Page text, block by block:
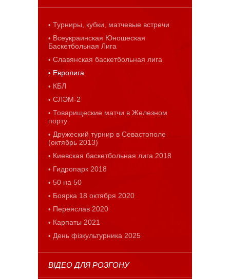
Турниры, кубки, матчевые встречи
Всеукраинская Юношеская
Баскетбольная Лига
Славянская баскетбольная лига
Евролига
КБЛ
СЛЭМ-2
Товарищеские матчи в Железном
порту
Дружеский турнир в Севастополе
(октябрь 2013)
Киевская баскетбольная лига 2018
Гидропарк 2018
50 на 50
Боярка 18 октября 2020
Переяслав 2020
Карпаты 2021
День фізкультурника 2025
ВІДЕО ДЛЯ РОЗГОНУ